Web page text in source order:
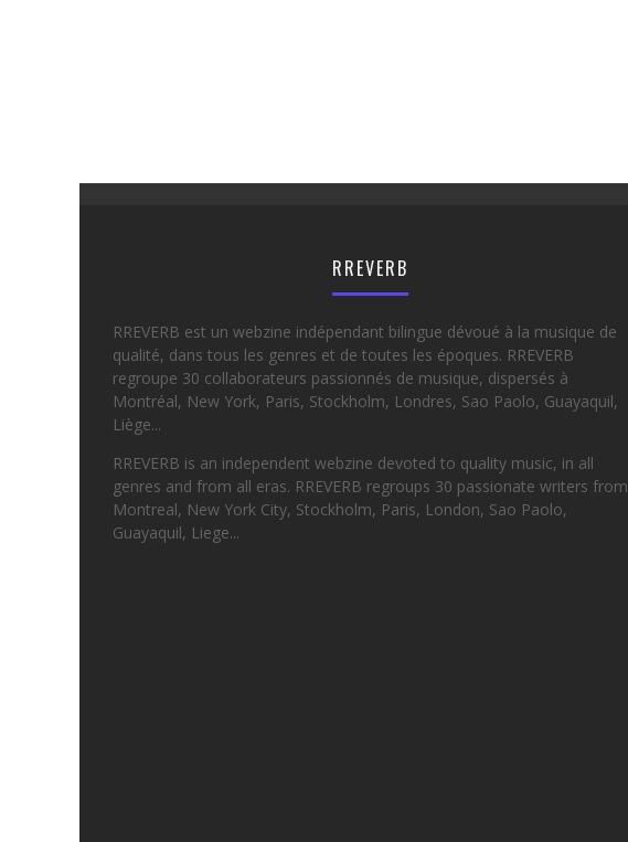
RREVERB
RREVERB est un webzine indépendant bilingue dévoué à la musique de
qualité, dans tous les genres et de toutes les époques. RREVERB
regroupe 30 collaborateurs passionnés de musique, dispersés à
Montréal, New York, Paris, Stockholm, Londres, Sao Paolo, Guayaquil,
Liège...
RREVERB is an independent webzine devoted to quality music, in all
genres and from all eras. RREVERB regroups 30 passionate writers from
Montreal, New York City, Stockholm, Paris, London, Sao Paolo,
Guayaquil, Liege...